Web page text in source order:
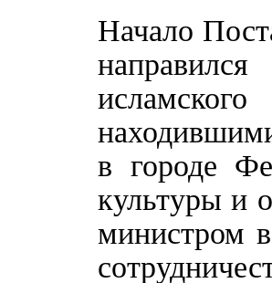
Начало
в городе
культуры и
министром